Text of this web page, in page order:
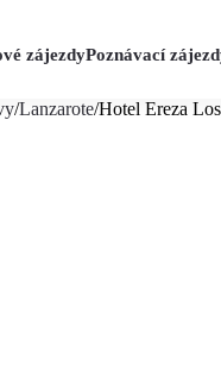
zájezdyPoznávací
/Lanzarote/Hotel Ereza